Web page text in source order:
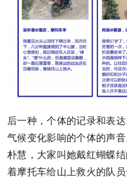
后一种，个体的记录和表
气候变化影响的个体的声
朴慧，大家叫她戴红蝴蝶
着摩托车给山上救火的队